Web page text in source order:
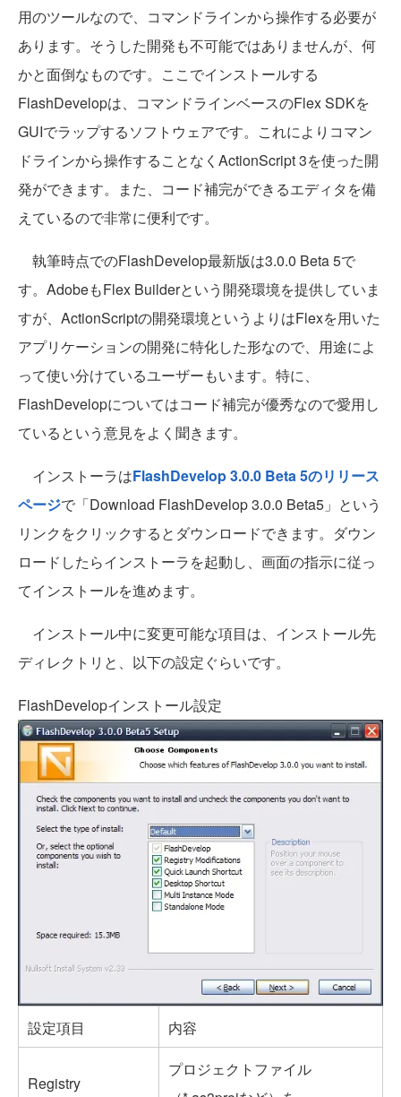
用のツールなので、コマンドラインから操作する必要が
あります。そうした開発も不可能ではありませんが、何
かと面倒なものです。ここでインストールする
FlashDevelopは、コマンドラインベースのFlex SDKを
GUIでラップするソフトウェアです。これによりコマン
ドラインから操作することなくActionScript 3を使った開
発ができます。また、コード補完ができるエディタを備
えているので非常に便利です。
執筆時点でのFlashDevelop最新版は3.0.0 Beta 5で
す。AdobeもFlex Builderという開発環境を提供していま
すが、ActionScriptの開発環境というよりはFlexを用いた
アプリケーションの開発に特化した形なので、用途によ
って使い分けているユーザーもいます。特に、
FlashDevelopについてはコード補完が優秀なので愛用し
ているという意見をよく聞きます。
インストーラはFlashDevelop 3.0.0 Beta 5のリリース
ページで「Download FlashDevelop 3.0.0 Beta5」という
リンクをクリックするとダウンロードできます。ダウン
ロードしたらインストーラを起動し、画面の指示に従っ
てインストールを進めます。
インストール中に変更可能な項目は、インストール先
ディレクトリと、以下の設定ぐらいです。
FlashDevelopインストール設定
設定項目 内容
Registry
プロジェクトファイル